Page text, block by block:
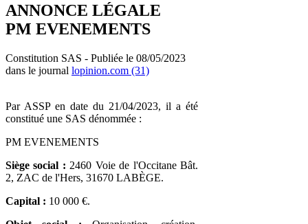
ANNONCE LÉGALE
PM EVENEMENTS
Constitution SAS - Publiée le 08/05/2023
dans le journal lopinion.com (31)
Par ASSP en date du 21/04/2023, il a été
constitué une SAS dénommée :
PM EVENEMENTS
Siège social : 2460 Voie de l'Occitane Bât.
2, ZAC de l'Hers, 31670 LABÈGE.
Capital : 10 000 €.